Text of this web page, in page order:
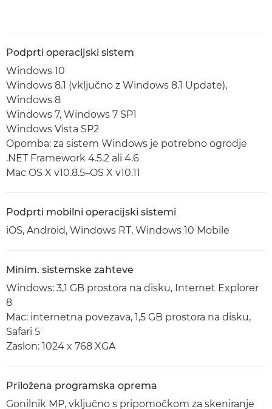
Podprti operacijski sistem
Windows 10
Windows 8.1 (vključno z Windows 8.1 Update),
Windows 8
Windows 7, Windows 7 SP1
Windows Vista SP2
Opomba: za sistem Windows je potrebno ogrodje
.NET Framework 4.5.2 ali 4.6
Mac OS X v10.8.5–OS X v10.11
Podprti mobilni operacijski sistemi
iOS, Android, Windows RT, Windows 10 Mobile
Minim. sistemske zahteve
Windows: 3,1 GB prostora na disku, Internet Explorer
8
Mac: internetna povezava, 1,5 GB prostora na disku,
Safari 5
Zaslon: 1024 x 768 XGA
Priložena programska oprema
Gonilnik MP, vključno s pripomočkom za skeniranje